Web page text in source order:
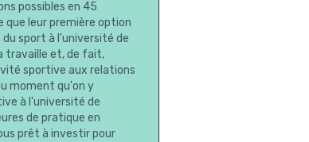
possibles en 45
que leur première option
sport à l'université de
travaille et, de fait,
sportive aux relations
moment qu'on y
à l'université de
de pratique en
prêt à investir pour